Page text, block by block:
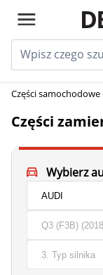
Części samochodowe
Części
Wybierz